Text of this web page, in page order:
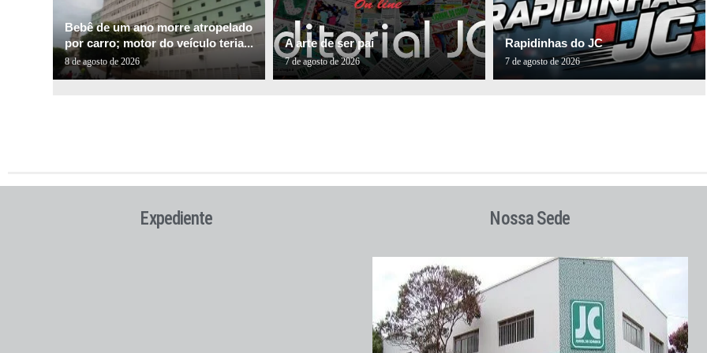
Bebê de um ano morre atropelado
por carro; motor do veículo teria...
8 de agosto de 2026
A arte de ser pai
7 de agosto de 2026
Rapidinhas do JC
7 de agosto de 2026
Expediente Nossa Sede